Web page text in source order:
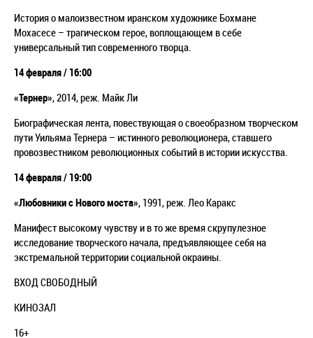
История о малоизвестном иранском художнике Бохмане
Мохасесе – трагическом герое, воплощающем в себе
универсальный тип современного творца.
14 февраля / 16:00
«Тернер», 2014, реж. Майк Ли
Биографическая лента, повествующая о своеобразном творческом
пути Уильяма Тернера – истинного революционера, ставшего
провозвестником революционных событий в истории искусства.
14 февраля / 19:00
«Любовники с Нового моста», 1991, реж. Лео Каракс
Манифест высокому чувству и в то же время скрупулезное
исследование творческого начала, предъявляющее себя на
экстремальной территории социальной окраины.
ВХОД СВОБОДНЫЙ
КИНОЗАЛ
16+